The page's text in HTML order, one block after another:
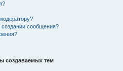
создании сообщения?
создаваемых тем